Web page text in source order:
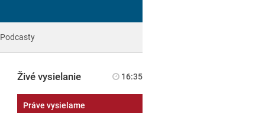
Podcasty
Živé vysielanie 16:35
Práve vysielame